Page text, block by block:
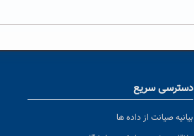
دسترسی سریع
بیانیه صیانت از داده ها